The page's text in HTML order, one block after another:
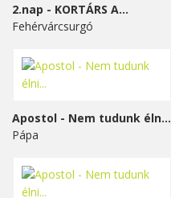
2.nap - KORTÁRS A...
Fehérvárcsurgó
Apostol - Nem tudunk élni...
Pápa